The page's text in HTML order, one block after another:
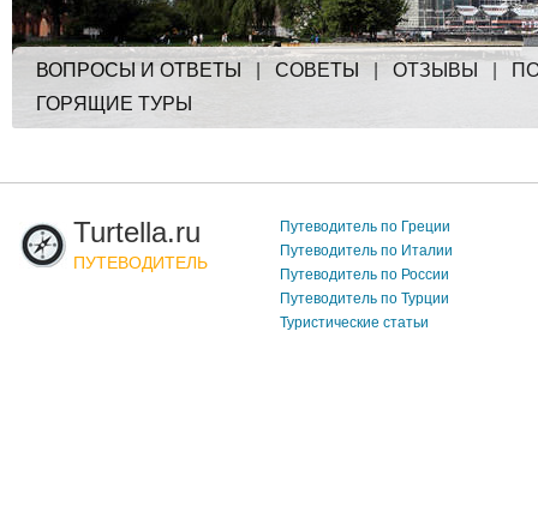
ВОПРОСЫ И ОТВЕТЫ СОВЕТЫ ОТЗЫВЫ
ГОРЯЩИЕ ТУРЫ
Turtella.ru
ПУТЕВОДИТЕЛЬ
Путеводитель по Греции
Путеводитель по Италии
Путеводитель по России
Путеводитель по Турции
Туристические статьи